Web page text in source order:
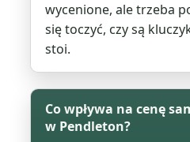
wycenione, ale trzeba
się toczyć, czy są
stoi.
Co wpływa na cenę
w Pendleton?